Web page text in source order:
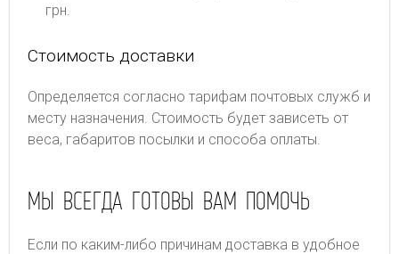
грн.
Стоимость доставки
Определяется согласно тарифам почтовых служб и
месту назначения. Стоимость будет зависеть от
веса, габаритов посылки и способа оплаты.
МЫ ВСЕГДА ГОТОВЫ ВАМ ПОМОЧЬ
Если по каким-либо причинам доставка в удобное